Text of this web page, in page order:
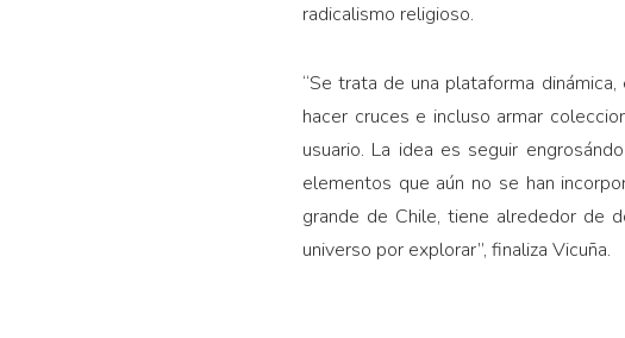
radicalismo religioso.
“Se trata de una plataforma
hacer cruces e incluso armar
usuario. La idea es seguir
elementos que aún no se han
grande de Chile, tiene alrededor de
universo por explorar”, finaliza Vicuña.